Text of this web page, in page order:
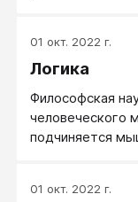
01 окт. 2022 г.
Логика
Философская
человеческого
подчиняется
01 окт. 2022 г.